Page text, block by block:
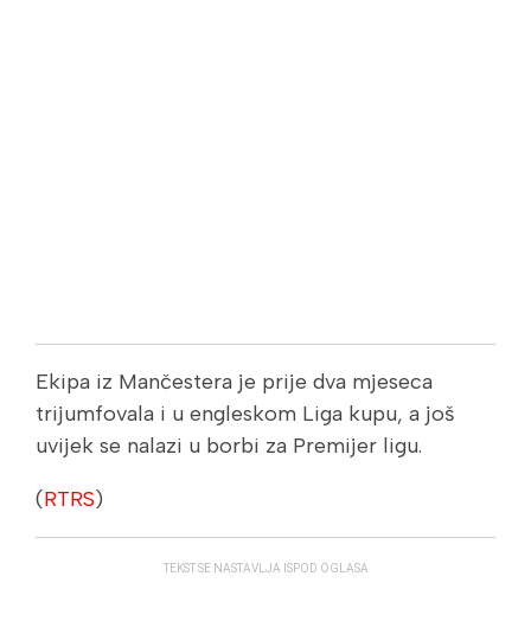
Ekipa iz Mančestera je prije dva mjeseca
trijumfovala i u engleskom Liga kupu, a još
uvijek se nalazi u borbi za Premijer ligu.
(RTRS)
TEKST SE NASTAVLJA ISPOD OGLASA